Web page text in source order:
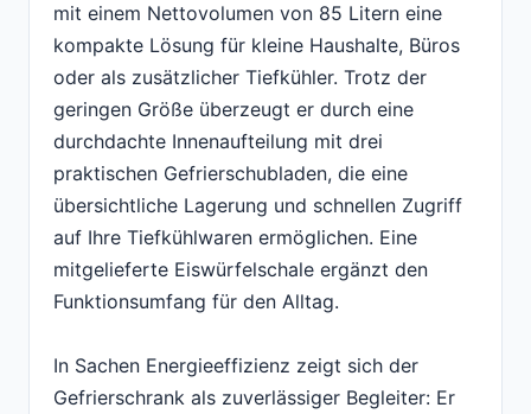
mit einem Nettovolumen von 85 Litern eine
kompakte Lösung für kleine Haushalte, Büros
oder als zusätzlicher Tiefkühler. Trotz der
geringen Größe überzeugt er durch eine
durchdachte Innenaufteilung mit drei
praktischen Gefrierschubladen, die eine
übersichtliche Lagerung und schnellen Zugriff
auf Ihre Tiefkühlwaren ermöglichen. Eine
mitgelieferte Eiswürfelschale ergänzt den
Funktionsumfang für den Alltag.
In Sachen Energieeffizienz zeigt sich der
Gefrierschrank als zuverlässiger Begleiter: Er